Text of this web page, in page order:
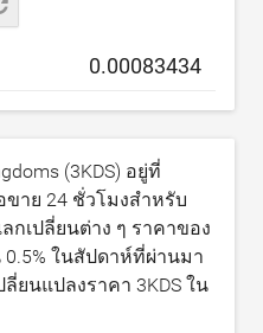
(3KDS) อยู่ที่
าย 24 ชั่วโมงสำหรับ
กเปลี่ยนต่าง ๆ ราคาของ
0.5% ในสัปดาห์ที่ผ่านมา
ยนแปลงราคา 3KDS ใน